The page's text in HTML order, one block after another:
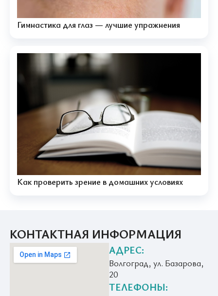
Гимнастика для глаз — лучшие упражнения
Как проверить зрение в домашних условиях
КОНТАКТНАЯ ИНФОРМАЦИЯ
АДРЕС:
Волгоград, ул. Базарова,
20
ТЕЛЕФОНЫ: